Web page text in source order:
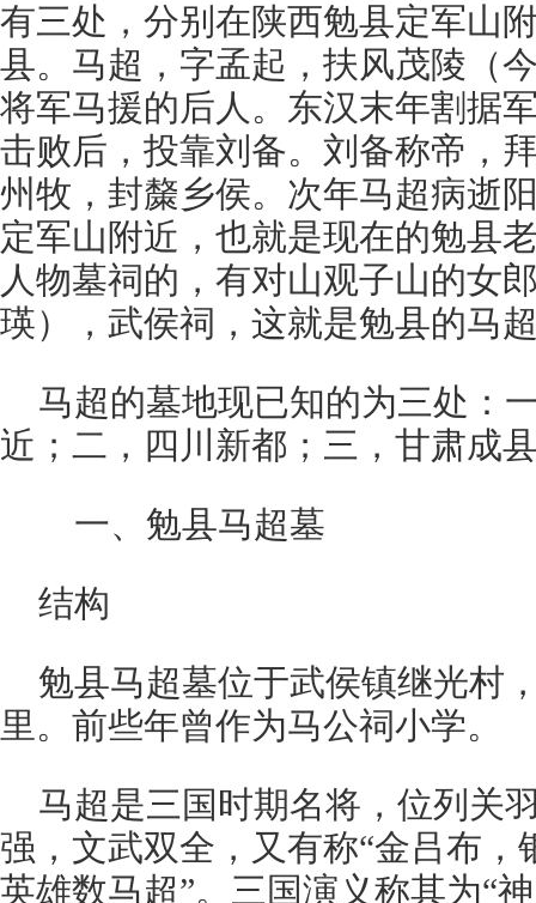
有三处，分别在陕西勉县定军山
县。马超，字孟起，扶风茂陵（
将军马援的后人。东汉末年割据
击败后，投靠刘备。刘备称帝，
州牧，封斄乡侯。次年马超病逝
定军山附近，也就是现在的勉县
人物墓祠的，有对山观子山的女
瑛），武侯祠，这就是勉县的马
马超的墓地现已知的为三处：
近；二，四川新都；三，甘肃成
一、勉县马超墓
结构
勉县马超墓位于武侯镇继光村
里。前些年曾作为马公祠小学。
马超是三国时期名将，位列关
强，文武双全，又有称“金吕布，
英雄数马超”。三国演义称其为“